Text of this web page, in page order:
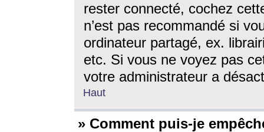
rester connecté, cochez
n’est pas recommandé si
ordinateur partagé, ex.
etc. Si vous ne voyez pas
votre administrateur a
Haut
» Comment puis-je